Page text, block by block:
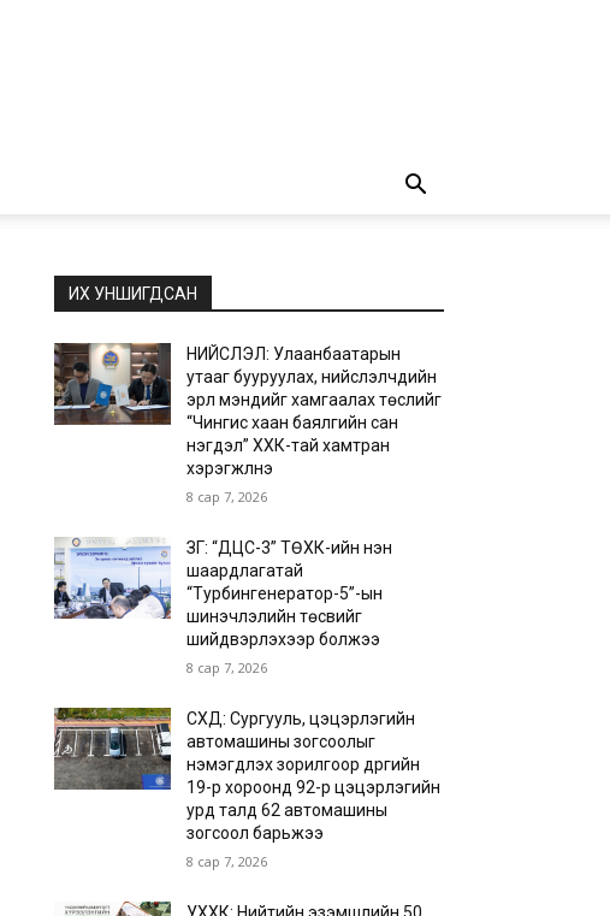
ИХ УНШИГДСАН
НИЙСЛЭЛ: Улаанбаатарын
утааг бууруулах, нийслэлчүүдийн
эрүүл мэндийг хамгаалах төслийг
“Чингис хаан баялгийн сан
нэгдэл” ХХК-тай хамтран
хэрэгжүүлнэ
8 сар 7, 2026
ЗГ: “ДЦС-3” ТӨХК-ийн нэн
шаардлагатай
“Турбингенератор-5”-ын
шинэчлэлийн төсвийг
шийдвэрлэхээр болжээ
8 сар 7, 2026
СХД: Сургууль, цэцэрлэгийн
автомашины зогсоолыг
нэмэгдүүлэх зорилгоор дүүргийн
19-р хороонд 92-р цэцэрлэгийн
урд талд 62 автомашины
зогсоол барьжээ
8 сар 7, 2026